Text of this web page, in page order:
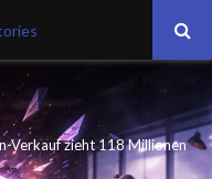
Verkauf zieht 118 Millionen